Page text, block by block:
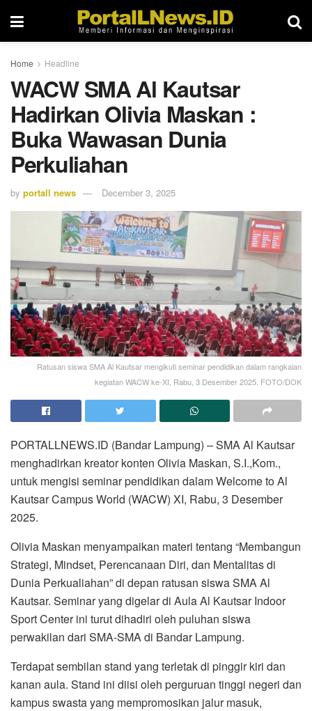
Home Headline
WACW SMA Al Kautsar
Hadirkan Olivia Maskan :
Buka Wawasan Dunia
Perkuliahan
by portall news December 3, 2025
Ratusan siswa SMA Al Kautsar mengikuti seminar pendidikan dalam rangkaian
kegiatan WACW ke-XI, Rabu, 3 Desember 2025. FOTO/DOK
PORTALLNEWS.ID (Bandar Lampung) – SMA Al Kautsar
menghadirkan kreator konten Olivia Maskan, S.I.,Kom.,
untuk mengisi seminar pendidikan dalam Welcome to Al
Kautsar Campus World (WACW) XI, Rabu, 3 Desember
2025.
Olivia Maskan menyampaikan materi tentang “Membangun
Strategi, Mindset, Perencanaan Diri, dan Mentalitas di
Dunia Perkualiahan” di depan ratusan siswa SMA Al
Kautsar. Seminar yang digelar di Aula Al Kautsar Indoor
Sport Center ini turut dihadiri oleh puluhan siswa
perwakilan dari SMA-SMA di Bandar Lampung.
Terdapat sembilan stand yang terletak di pinggir kiri dan
kanan aula. Stand ini diisi oleh perguruan tinggi negeri dan
kampus swasta yang mempromosikan jalur masuk,